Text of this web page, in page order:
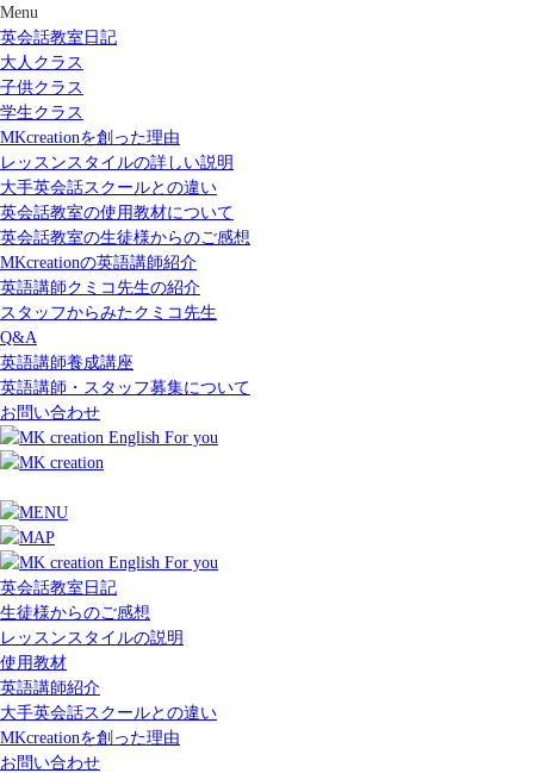
Menu
英会話教室日記
大人クラス
子供クラス
学生クラス
MKcreationを創った理由
レッスンスタイルの詳しい説明
大手英会話スクールとの違い
英会話教室の使用教材について
英会話教室の生徒様からのご感想
MKcreationの英語講師紹介
英語講師クミコ先生の紹介
スタッフからみたクミコ先生
Q&A
英語講師養成講座
英語講師・スタッフ募集について
お問い合わせ
英会話教室日記
生徒様からのご感想
レッスンスタイルの説明
使用教材
英語講師紹介
大手英会話スクールとの違い
MKcreationを創った理由
お問い合わせ